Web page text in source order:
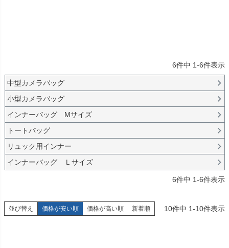
6件中 1-6件表示
中型カメラバッグ
小型カメラバッグ
インナーバッグ Мサイズ
トートバッグ
リュック用インナー
インナーバッグ Ｌサイズ
6件中 1-6件表示
並び替え 価格が安い順 価格が高い順 新着順 10件中 1-10件表示